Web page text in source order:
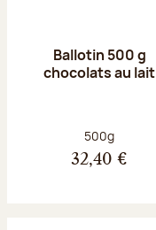
Ballotin 500 g
chocolats au lait
Poids net :
500g
32,40 €